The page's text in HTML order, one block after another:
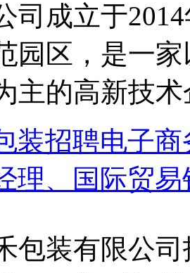
司成立于
园区，是一
主的高新技
装招聘电子
理、国际贸
包装有限公